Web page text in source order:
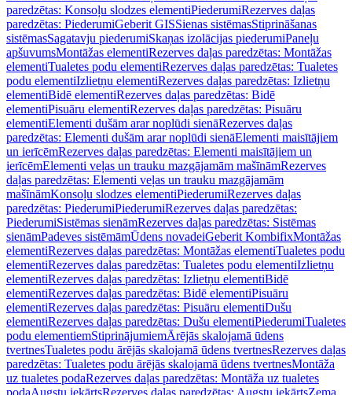
paredzētas: Konsoļu slodzes elementiPiederumiRezerves daļas
paredzētas: PiederumiGeberit GISSienas sistēmasStiprināšanas
sistēmasSagatavju piederumiSkaņas izolācijas piederumiPaneļu
apšuvumsMontāžas elementiRezerves daļas paredzētas: Montāžas
elementiTualetes podu elementiRezerves daļas paredzētas: Tualetes
podu elementiIzlietņu elementiRezerves daļas paredzētas: Izlietņu
elementiBidē elementiRezerves daļas paredzētas: Bidē
elementiPisuāru elementiRezerves daļas paredzētas: Pisuāru
elementiElementi dušām arar noplūdi sienāRezerves daļas
paredzētas: Elementi dušām arar noplūdi sienāElementi maisītājiem
un ierīcēmRezerves daļas paredzētas: Elementi maisītājiem un
ierīcēmElementi veļas un trauku mazgājamām mašīnāmRezerves
daļas paredzētas: Elementi veļas un trauku mazgājamām
mašīnāmKonsoļu slodzes elementiPiederumiRezerves daļas
paredzētas: PiederumiPiederumiRezerves daļas paredzētas:
PiederumiSistēmas sienāmRezerves daļas paredzētas: Sistēmas
sienāmPadeves sistēmāmŪdens novadeiGeberit KombifixMontāžas
elementiRezerves daļas paredzētas: Montāžas elementiTualetes podu
elementiRezerves daļas paredzētas: Tualetes podu elementiIzlietņu
elementiRezerves daļas paredzētas: Izlietņu elementiBidē
elementiRezerves daļas paredzētas: Bidē elementiPisuāru
elementiRezerves daļas paredzētas: Pisuāru elementiDušu
elementiRezerves daļas paredzētas: Dušu elementiPiederumiTualetes
podu elementiemStiprinājumiemĀrējās skalojamā ūdens
tvertnesTualetes podu ārējās skalojamā ūdens tvertnesRezerves daļas
paredzētas: Tualetes podu ārējās skalojamā ūdens tvertnesMontāža
uz tualetes podaRezerves daļas paredzētas: Montāža uz tualetes
podaAugstu iekārtsRezerves daļas paredzētas: Augstu iekārtsZema